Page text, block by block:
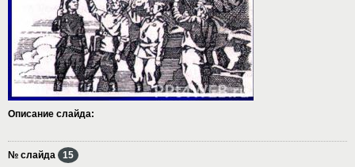
Описание слайда:
№ слайда 15